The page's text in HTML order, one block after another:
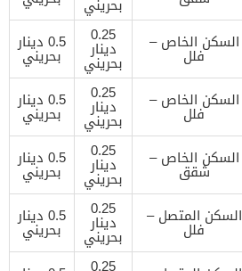
بحريني
السكن الخاص –
فلل
0.25
دينار
بحريني
0.5 دينار
بحريني
السكن الخاص –
فلل
0.25
دينار
بحريني
0.5 دينار
بحريني
السكن الخاص –
شقق
0.25
دينار
بحريني
0.5 دينار
بحريني
السكن المتصل –
فلل
0.25
دينار
بحريني
0.5 دينار
بحريني